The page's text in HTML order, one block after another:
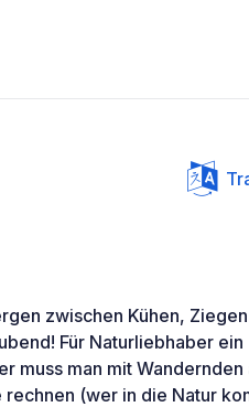
zwischen Kühen,
Für Naturliebhaber ein
muss man mit Wandernden
(wer in die Natur